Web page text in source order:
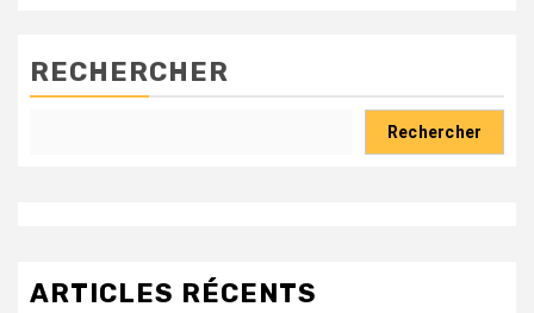
RECHERCHER
Rechercher
ARTICLES RÉCENTS